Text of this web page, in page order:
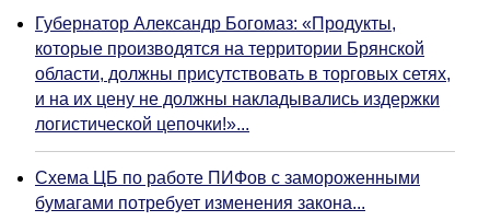
Губернатор Александр Богомаз: «Продукты,
которые производятся на территории Брянской
области, должны присутствовать в торговых сетях,
и на их цену не должны накладывались издержки
логистической цепочки!»...
Схема ЦБ по работе ПИФов с замороженными
бумагами потребует изменения закона...